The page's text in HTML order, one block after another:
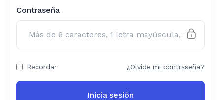
Contraseña
Recordar ¿Olvide mi contraseña?